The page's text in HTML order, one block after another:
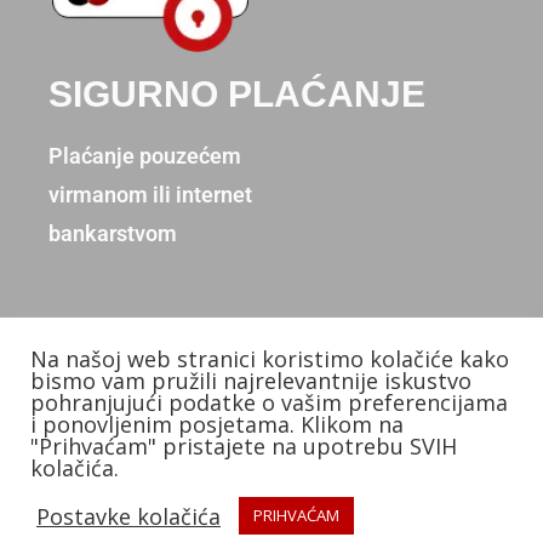
SIGURNO PLAĆANJE
Plaćanje pouzećem
virmanom ili internet
bankarstvom
Copyright © 2026. Donum d.o.o.
Izradio: KB Studios
Na našoj web stranici koristimo kolačiće kako
bismo vam pružili najrelevantnije iskustvo
pohranjujući podatke o vašim preferencijama
i ponovljenim posjetama. Klikom na
"Prihvaćam" pristajete na upotrebu SVIH
kolačića.
Postavke kolačića
PRIHVAĆAM